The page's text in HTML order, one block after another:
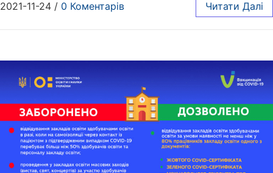
2021-11-24 / 0 Коментарів Читати Далі